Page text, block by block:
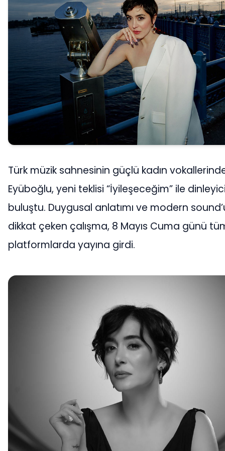
Türk müzik sahnesinin güçlü kadın
Eyüboğlu, yeni teklisi “İyileşeceğim” ile
buluştu. Duygusal anlatımı ve modern
dikkat çeken çalışma, 8 Mayıs Cuma günü
platformlarda yayına girdi.